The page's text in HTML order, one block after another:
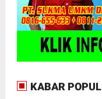
KABAR